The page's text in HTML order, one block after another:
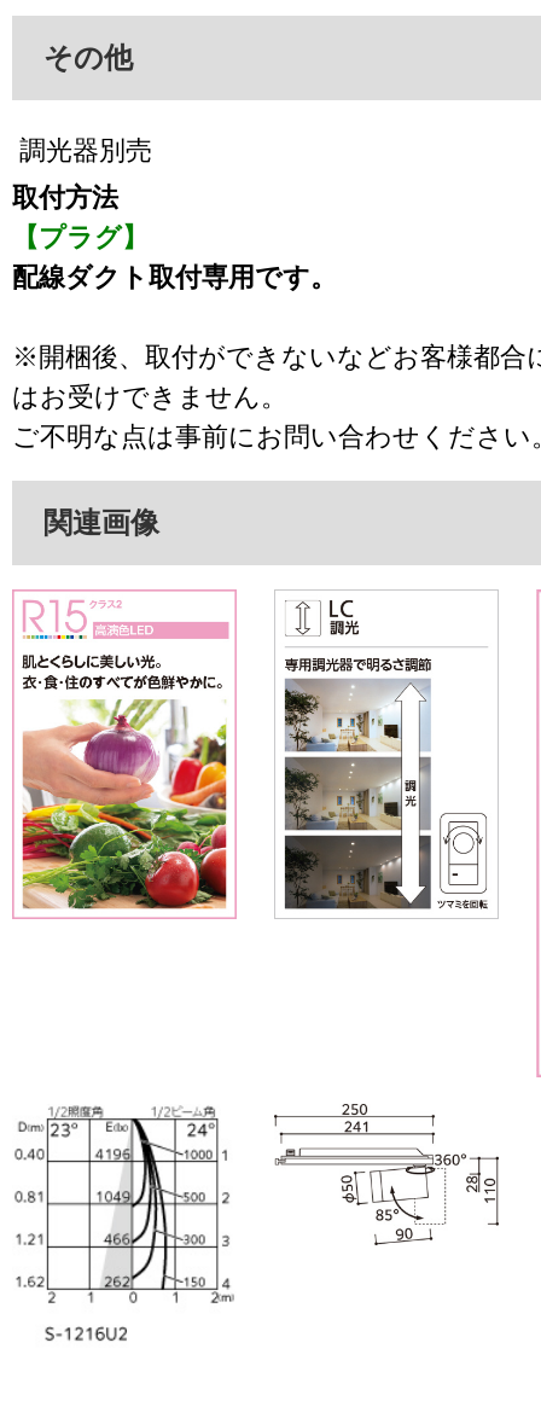
その他
調光器別売
取付方法
【プラグ】
配線ダクト取付専用です。
※開梱後、取付ができないなどお客様都合
はお受けできません。
ご不明な点は事前にお問い合わせください
関連画像